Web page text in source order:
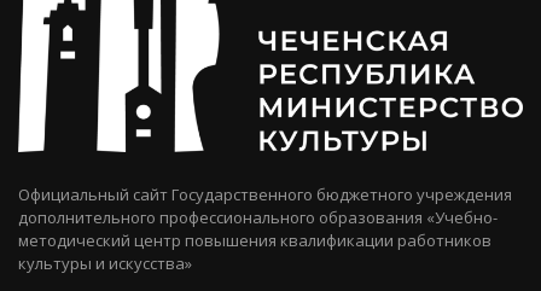
Официальный сайт Государственного бюджетного учреждения
дополнительного профессионального образования «Учебно-
методический центр повышения квалификации работников
культуры и искусства»